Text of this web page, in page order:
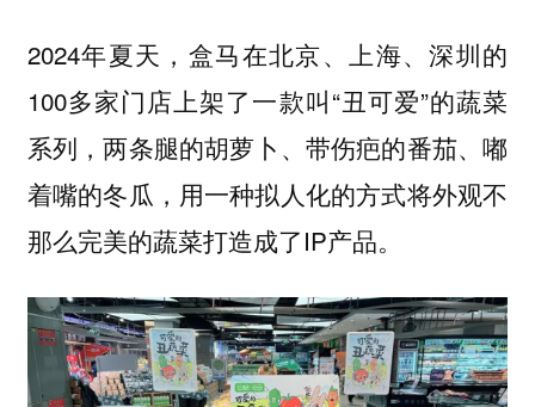
2024年夏天，盒马在北京、上海、深圳的
100多家门店上架了一款叫“丑可爱”的蔬菜
系列，两条腿的胡萝卜、带伤疤的番茄、嘟
着嘴的冬瓜，用一种拟人化的方式将外观不
那么完美的蔬菜打造成了IP产品。